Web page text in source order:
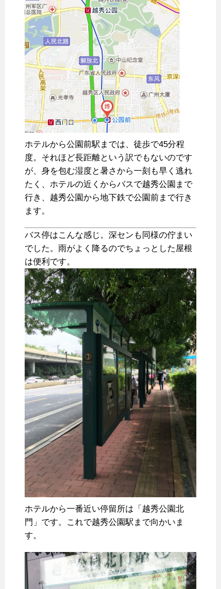
ホテルから公園前駅までは、徒歩で45分程
度。それほど長距離という訳でもないのです
が、身を包む湿度と暑さから一刻も早く逃れ
たく、ホテルの近くからバスで越秀公園まで
行き、越秀公園から地下鉄で公園前まで行き
ます。
バス停はこんな感じ。深センも同様の佇まい
でした。雨がよく降るのでちょっとした屋根
は便利です。
ホテルから一番近い停留所は「越秀公園北
門」です。これで越秀公園駅まで向かいま
す。